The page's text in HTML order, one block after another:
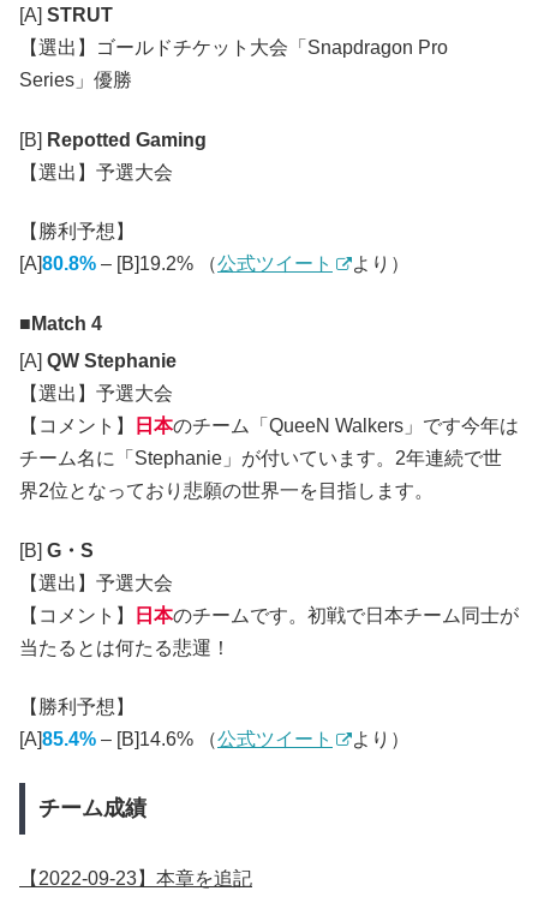
[A] STRUT
【選出】ゴールドチケット大会「Snapdragon Pro
Series」優勝
[B] Repotted Gaming
【選出】予選大会
【勝利予想】
[A]80.8% – [B]19.2% （公式ツイート より）
Match 4
[A] QW Stephanie
【選出】予選大会
【コメント】
日本のチーム「QueeN Walkers」です今年は
チーム名に「Stephanie」が付いています。2年連続で世
界2位となっており悲願の世界一を目指します。
[B] G・S
【選出】予選大会
【コメント】
日本のチームです。初戦で日本チーム同士が
当たるとは何たる悲運！
【勝利予想】
[A]85.4% – [B]14.6% （公式ツイート より）
チーム成績
【2022-09-23】本章を追記